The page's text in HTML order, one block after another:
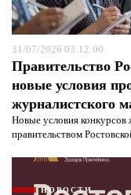
31/07/2026 03:12:00
Правительство
новые условия
журналистского
Новые условия конкурсов
правительством
НОВОСТИ